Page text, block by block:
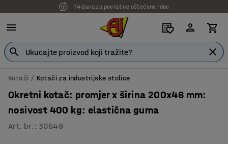
14 dana za povrat ne oštećene robe
Kotači Kotači za industrijske stolice
Okretni kotač: promjer x širina 200x46 mm:
nosivost 400 kg: elastična guma
Art. br. : 30549